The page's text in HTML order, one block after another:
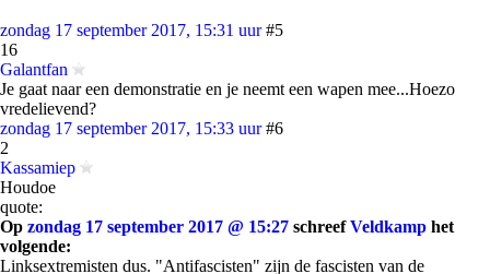
zondag 17 september 2017, 15:31 uur #5
16
Galantfan
Je gaat naar een demonstratie en je neemt een wapen mee...Hoezo
vredelievend?
zondag 17 september 2017, 15:33 uur #6
2
Kassamiep
Houdoe
quote:
Op zondag 17 september 2017 @ 15:27 schreefVeldkamp het
volgende:
Linksextremisten dus. "Antifascisten" zijn de fascisten van de